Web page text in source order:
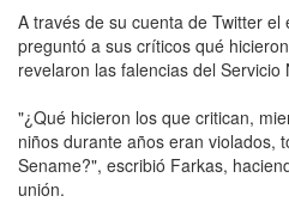
A través de su cuenta de Twitter
preguntó a sus críticos qué
revelaron las falencias del Servicio
"¿Qué hicieron los que critican,
niños durante años eran violados,
Sename?", escribió Farkas,
unión.